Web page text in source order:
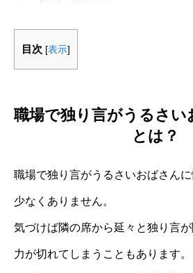
目次 [表示]
職場で独り言がうるさい
とは？
職場で独り言がうるさいおばさん
少なくありません。
気づけば隣の席から延々と独り言
力が切れてしまうこともあります。